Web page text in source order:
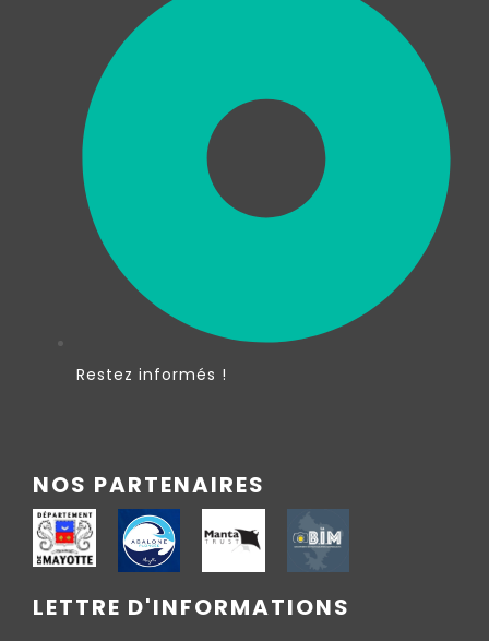
Restez informés !
NOS PARTENAIRES
LETTRE D'INFORMATIONS